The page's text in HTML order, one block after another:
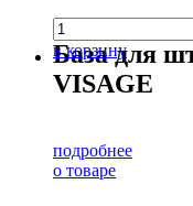
в корзину
База для
VISAGE
подробнее
о товаре